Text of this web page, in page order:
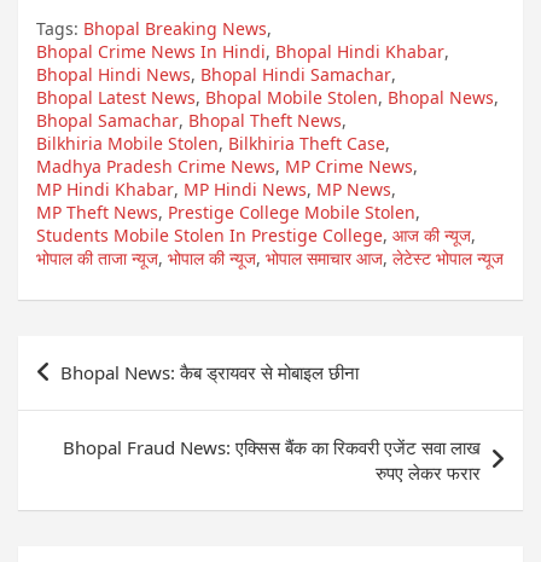
Tags: Bhopal Breaking News,
Bhopal Crime News In Hindi, Bhopal Hindi Khabar,
Bhopal Hindi News, Bhopal Hindi Samachar,
Bhopal Latest News, Bhopal Mobile Stolen, Bhopal News,
Bhopal Samachar, Bhopal Theft News,
Bilkhiria Mobile Stolen, Bilkhiria Theft Case,
Madhya Pradesh Crime News, MP Crime News,
MP Hindi Khabar, MP Hindi News, MP News,
MP Theft News, Prestige College Mobile Stolen,
Students Mobile Stolen In Prestige College, आज की न्यूज,
भोपाल की ताजा न्यूज, भोपाल की न्यूज, भोपाल समाचार आज, लेटेस्ट भोपाल न्यूज
Post
navigation
Bhopal News: कैब ड्रायवर से मोबाइल छीना
Bhopal Fraud News: एक्सिस बैंक का रिकवरी एजेंट सवा लाख
रुपए लेकर फरार